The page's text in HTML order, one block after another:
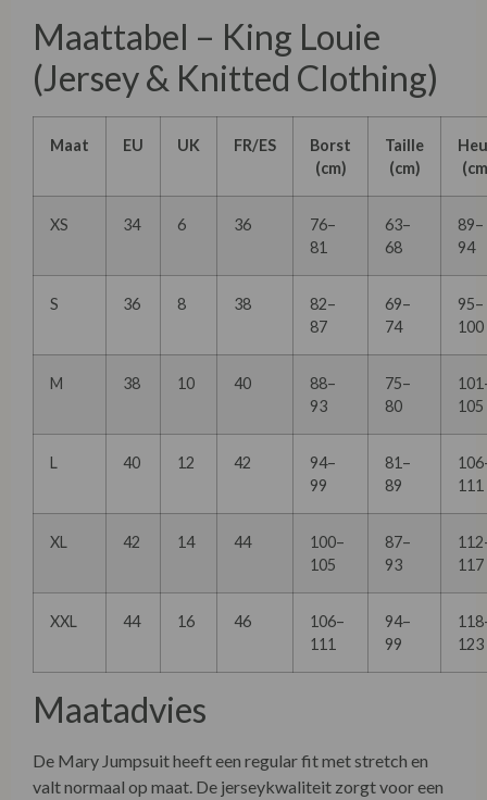
Maattabel – King Louie
(Jersey & Knitted Clothing)
Maat EU UK FR/ES
Borst
(cm)
Taille
(cm)
XS 34 6 36
76–
81
63–
68
89–
94
S 36 8 38
82–
87
69–
74
95–
100
M 38 10 40
88–
93
75–
80
105
L 40 12 42
94–
99
81–
89
111
XL 42 14 44
100–
105
87–
93
117
XXL 44 16 46
106–
111
94–
99
123
Maatadvies
De Mary Jumpsuit heeft een regular fit met stretch en
valt normaal op maat. De jerseykwaliteit zorgt voor een